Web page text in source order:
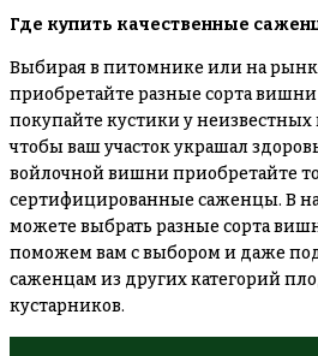
Где купить качественные
Выбирая в питомнике или на
приобретайте разные сорта
покупайте кустики у неизвестных
чтобы ваш участок украшал
войлочной вишни приобретайте
сертифицированные саженцы. В
можете выбрать разные сорта
поможем вам с выбором и даже
саженцам из других категорий
кустарников.